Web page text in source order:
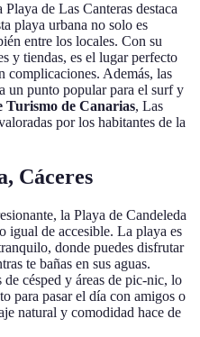
de Las Canteras destaca
playa urbana no solo es
entre los locales. Con su
y tiendas, es el lugar perfecto
complicaciones. Además, las
un punto popular para el surf y
Turismo de Canarias, Las
por los habitantes de la
Cáceres
la Playa de Candeleda
igual de accesible. La playa es
donde puedes disfrutar
te bañas en sus aguas.
césped y áreas de pic-nic, lo
para pasar el día con amigos o
natural y comodidad hace de